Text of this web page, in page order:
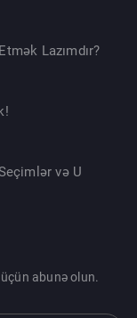
Lazımdır?
və U
abunə olun.